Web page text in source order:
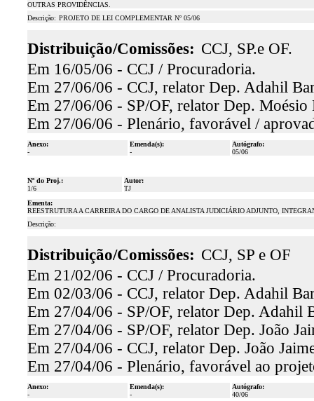
OUTRAS PROVIDÊNCIAS.
Descrição: PROJETO DE LEI COMPLEMENTAR Nº 05/06
Distribuição/Comissões: CCJ, SP.e OF.
Em 16/05/06 - CCJ / Procuradoria.
Em 27/06/06 - CCJ, relator Dep. Adahil
Em 27/06/06 - SP/OF, relator Dep.
Em 27/06/06 - Plenário, favorável /
Anexo:
-
Emenda(s):
-
Autógrafo:
05/06
Nº do Proj.:
1/6
Autor:
TJ
Ementa:
REESTRUTURA A CARREIRA DO CARGO DE ANALISTA JUDICIÁRIO ADJUNTO,
Descrição:
Distribuição/Comissões: CCJ, SP e OF
Em 21/02/06 - CCJ / Procuradoria.
Em 02/03/06 - CCJ, relator Dep. Adahil
Em 27/04/06 - SP/OF, relator Dep. Adahil
Em 27/04/06 - SP/OF, relator Dep. João
Em 27/04/06 - CCJ, relator Dep. João
Em 27/04/06 - Plenário, favorável ao
Anexo:
-
Emenda(s):
-
Autógrafo:
40/06